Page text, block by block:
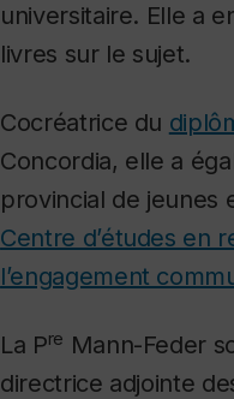
universitaire. Elle a
livres sur le sujet.
Cocréatrice du
Concordia, elle a
provincial de jeunes
Centre d’études en
l’engagement
La Pre Mann-Feder
directrice adjointe